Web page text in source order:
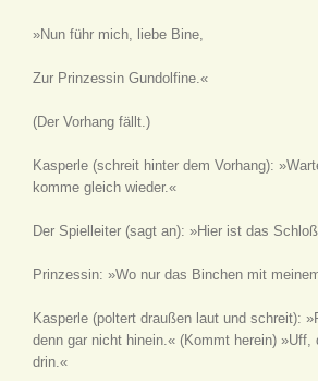
»Nun führ mich, liebe Bine,
Zur Prinzessin Gundolfine.«
(Der Vorhang fällt.)
Kasperle (schreit hinter dem Vorhang):
komme gleich wieder.«
Der Spielleiter (sagt an): »Hier ist das
Prinzessin: »Wo nur das Binchen mit
Kasperle (poltert draußen laut und schreit):
denn gar nicht hinein.« (Kommt herein) »Uff,
drin.«